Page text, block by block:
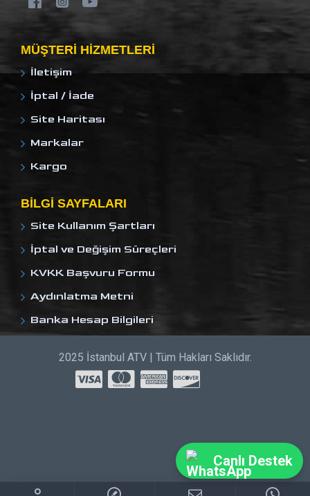
MÜŞTERI HIZMETLERI
İletişim
İptal / İade
Site Haritası
Markalar
Kargo
BILGI SAYFALARI
Site Kullanım Şartları
İptal ve Değişim Süreçleri
KVKK Başvuru Formu
Aydınlatma Metni
Banka Hesap Bilgileri
2025 İstanbul ATV | Tüm Hakları Saklıdır.
Canlı Destek